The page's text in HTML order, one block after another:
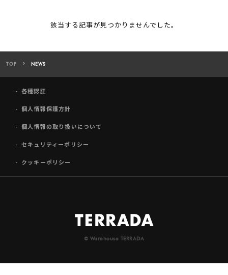
該当する記事が見つかりませんでした。
TOP NEWS
各種認証
個人情報保護方針
個人情報の取り扱いについて
セキュリティーポリシー
クッキーポリシー
© Warehouse TERRADA